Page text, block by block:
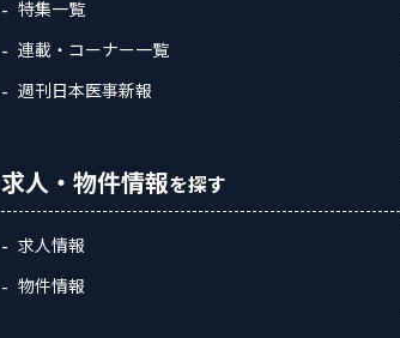
特集一覧
連載・コーナー一覧
週刊日本医事新報
求人・物件情報を探す
求人情報
物件情報